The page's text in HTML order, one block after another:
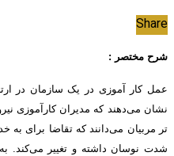
Share
شرح مختصر :
عمل کار آموزی در یک سازمان در
نشان می‌دهند که مدیران کارآموزی
تر مربیان می‌دانند که تقاضا برای به
شدت نوسان داشته و تغییر می‌کند.